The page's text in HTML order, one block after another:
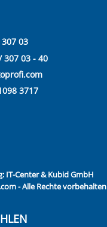
03
307 03 - 40
3717
IT-Center & Kubid GmbH
- Alle Rechte vorbehalten